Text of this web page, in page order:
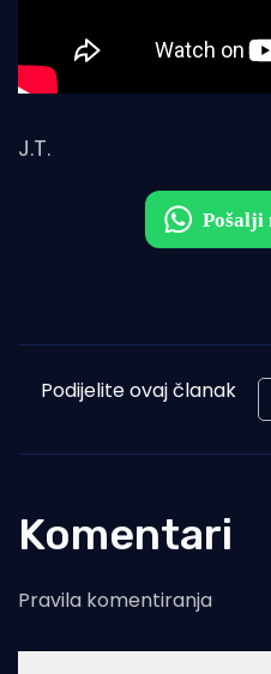
J.T.
Podijelite ovaj članak
Komentari
Pravila komentiranja